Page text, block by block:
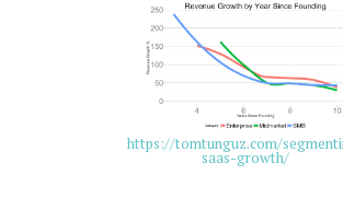
https://tomtunguz.com/
saas-growth/